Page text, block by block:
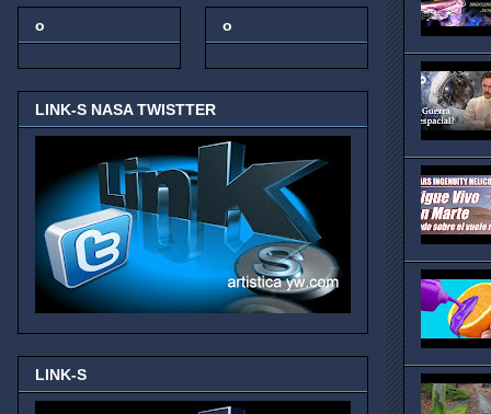
o o
LINK-S NASA TWISTTER
LINK-S